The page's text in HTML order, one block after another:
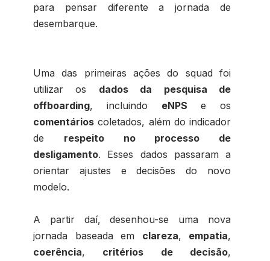
para pensar diferente a jornada de
desembarque.
Uma das primeiras ações do squad foi
utilizar os dados da pesquisa de
offboarding, incluindo eNPS e os
comentários coletados, além do indicador
de respeito no processo de
desligamento. Esses dados passaram a
orientar ajustes e decisões do novo
modelo.
A partir daí, desenhou-se uma nova
jornada baseada em clareza, empatia,
coerência, critérios de decisão,